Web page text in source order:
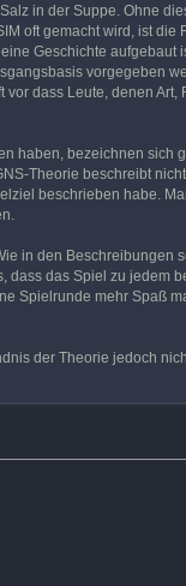
in der Suppe. Ohne
oft gemacht wird, ist die
Geschichte aufgebaut
vorgegeben
dass Leute, denen Art,
haben, bezeichnen sich
Theorie beschreibt
beschrieben habe.
in den Beschreibungen
dass das Spiel zu jedem
Spielrunde mehr Spaß
der Theorie jedoch